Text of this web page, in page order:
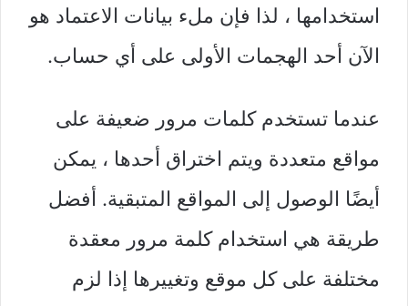
استخدامها ، لذا فإن ملء بيانات الاعتماد هو
الآن أحد الهجمات الأولى على أي حساب.
عندما تستخدم كلمات مرور ضعيفة على
مواقع متعددة ويتم اختراق أحدها ، يمكن
أيضًا الوصول إلى المواقع المتبقية. أفضل
طريقة هي استخدام كلمة مرور معقدة
مختلفة على كل موقع وتغييرها إذا لزم